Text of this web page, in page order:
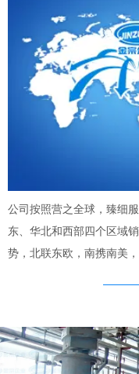
公司按照营之全球，臻细
东、华北和西部四个区域
势，北联东欧，南携南美